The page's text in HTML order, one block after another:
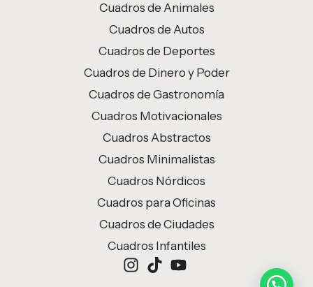
Cuadros de Animales
Cuadros de Autos
Cuadros de Deportes
Cuadros de Dinero y Poder
Cuadros de Gastronomía
Cuadros Motivacionales
Cuadros Abstractos
Cuadros Minimalistas
Cuadros Nórdicos
Cuadros para Oficinas
Cuadros de Ciudades
Cuadros Infantiles